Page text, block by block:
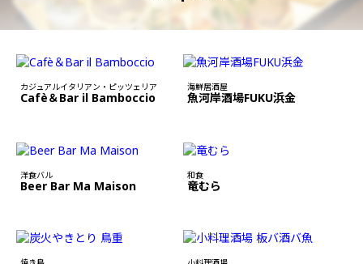
カジュアルイタリアン・ピッツェリア
Cafè＆Bar il Bamboccio
海鮮居酒屋
魚河岸酒場FUKU浜金
洋食バル
Beer Bar Ma Maison
和食
竜むら